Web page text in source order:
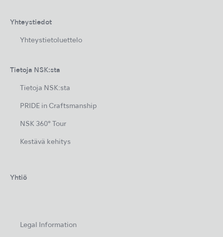
Yhteystiedot
Yhteystietoluettelo
Tietoja NSK:sta
Tietoja NSK:sta
PRIDE in Craftsmanship
NSK 360° Tour
Kestävä kehitys
Yhtiö
Legal Information